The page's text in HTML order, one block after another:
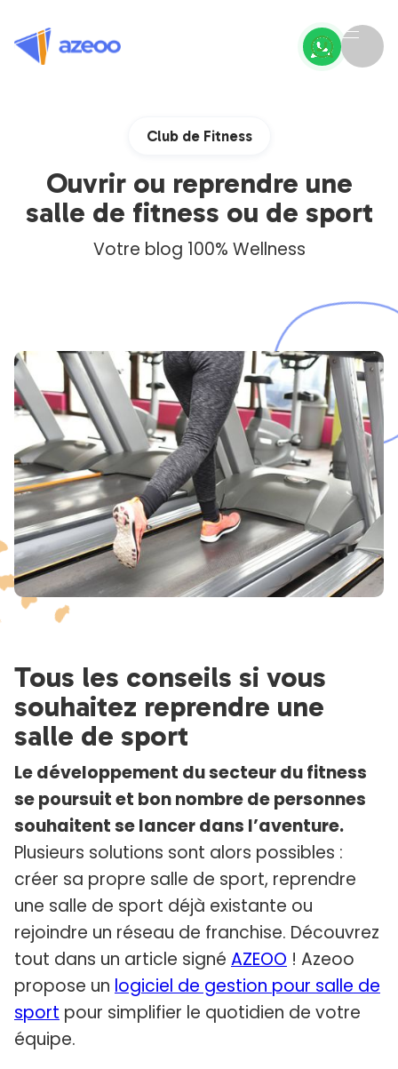
Club de Fitness
Ouvrir ou reprendre une
salle de fitness ou de sport
Votre blog 100% Wellness
Tous les conseils si vous
souhaitez reprendre une
salle de sport
Le développement du secteur du fitness
se poursuit et bon nombre de personnes
souhaitent se lancer dans l’aventure.
Plusieurs solutions sont alors possibles :
créer sa propre salle de sport, reprendre
une salle de sport déjà existante ou
rejoindre un réseau de franchise. Découvrez
tout dans un article signé AZEOO ! Azeoo
propose un logiciel de gestion pour salle de
sport pour simplifier le quotidien de votre
équipe.